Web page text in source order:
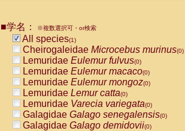
CebidaeCebus nigrivittatus
CebidaeCebus
CebidaeSaimiri boliviensis(0)
CebidaeSaimiri sciureus(0)
AtelidaeAlouatta caraya(0)
AtelidaeAlouatta fusca(0)
AtelidaeAlouatta seniculus
AtelidaeAlouattaspp.(0)
AtelidaeAteles belzebuth(0)
AtelidaeAteles geoffroyi(0)
■学名： ※複数選択可・or検索
All species(1)
Cheirogaleidae Microcebus murinus(0)
Lemuridae Eulemur fulvus(0)
Lemuridae Eulemur macaco(0)
Lemuridae Eulemur mongoz(0)
Lemuridae Lemur catta(0)
Lemuridae Varecia variegata(0)
Galagidae Galago senegalensis(0)
Galagidae Galago demidovii(0)